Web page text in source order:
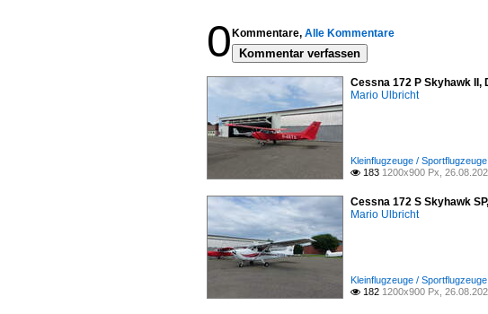
0 Kommentare, Alle Kommentare
Kommentar verfassen
Cessna 172 P Skyhawk II,
Mario Ulbricht
Kleinflugzeuge /
 183 1200x900 Px,
Cessna 172 S Skyhawk
Mario Ulbricht
Kleinflugzeuge /
 182 1200x900 Px,